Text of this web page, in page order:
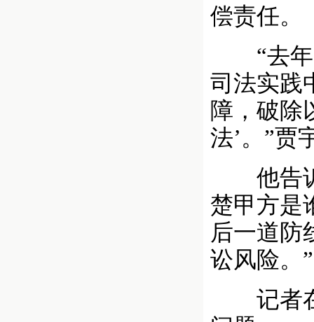
偿责任。
“去年
司法实践
障，破除
法’。”贾
他告诉
楚甲方是
后一道防
讼风险。”
记者在